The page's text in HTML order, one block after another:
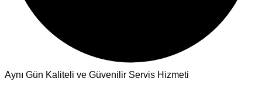
Aynı Gün Kaliteli ve Güvenilir Servis Hizmeti